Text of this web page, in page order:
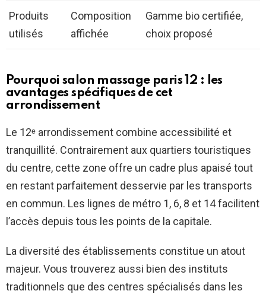
Produits
utilisés
Composition
affichée
Gamme bio certifiée,
choix proposé
Pourquoi salon massage paris 12 : les
avantages spécifiques de cet
arrondissement
Le 12ᵉ arrondissement combine accessibilité et
tranquillité. Contrairement aux quartiers touristiques
du centre, cette zone offre un cadre plus apaisé tout
en restant parfaitement desservie par les transports
en commun. Les lignes de métro 1, 6, 8 et 14 facilitent
l’accès depuis tous les points de la capitale.
La diversité des établissements constitue un atout
majeur. Vous trouverez aussi bien des instituts
traditionnels que des centres spécialisés dans les